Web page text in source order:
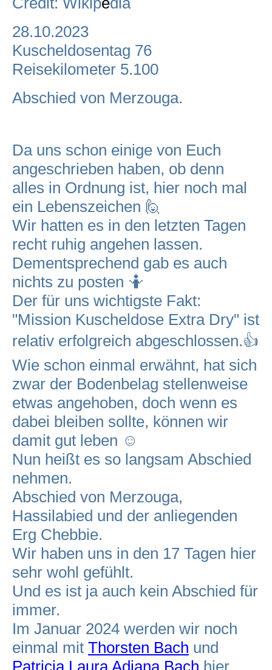
28.10.2023
Kuscheldosentag 76
Reisekilometer 5.100
Abschied von Merzouga.
Da uns schon einige von Euch
angeschrieben haben, ob denn
alles in Ordnung ist, hier noch mal
ein Lebenszeichen 🙋
Wir hatten es in den letzten Tagen
recht ruhig angehen lassen.
Dementsprechend gab es auch
nichts zu posten 🤷
Der für uns wichtigste Fakt:
"Mission Kuscheldose Extra Dry" ist
relativ erfolgreich abgeschlossen.👍
Wie schon einmal erwähnt, hat sich
zwar der Bodenbelag stellenweise
etwas angehoben, doch wenn es
dabei bleiben sollte, können wir
damit gut leben ☺️
Nun heißt es so langsam Abschied
nehmen.
Abschied von Merzouga,
Hassilabied und der anliegenden
Erg Chebbie.
Wir haben uns in den 17 Tagen hier
sehr wohl gefühlt.
Und es ist ja auch kein Abschied für
immer.
Im Januar 2024 werden wir noch
einmal mit Thorsten Bach und